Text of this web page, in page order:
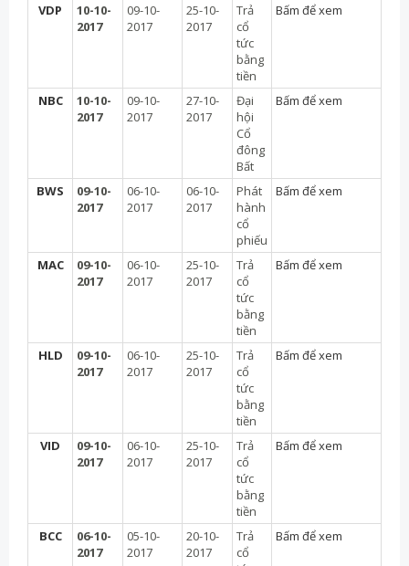
VDP
10-10-
2017
09-10-
2017
25-10-
2017
Trả
cổ
tức
bằng
tiền
Bấm để xem
NBC
10-10-
2017
09-10-
2017
27-10-
2017
Đại
hội
Cổ
đông
Bất
Bấm để xem
BWS
09-10-
2017
06-10-
2017
06-10-
2017
Phát
hành
cổ
phiếu
Bấm để xem
MAC
09-10-
2017
06-10-
2017
25-10-
2017
Trả
cổ
tức
bằng
tiền
Bấm để xem
HLD
09-10-
2017
06-10-
2017
25-10-
2017
Trả
cổ
tức
bằng
tiền
Bấm để xem
VID
09-10-
2017
06-10-
2017
25-10-
2017
Trả
cổ
tức
bằng
tiền
Bấm để xem
BCC
06-10-
2017
05-10-
2017
20-10-
2017
Trả
cổ
Bấm để xem